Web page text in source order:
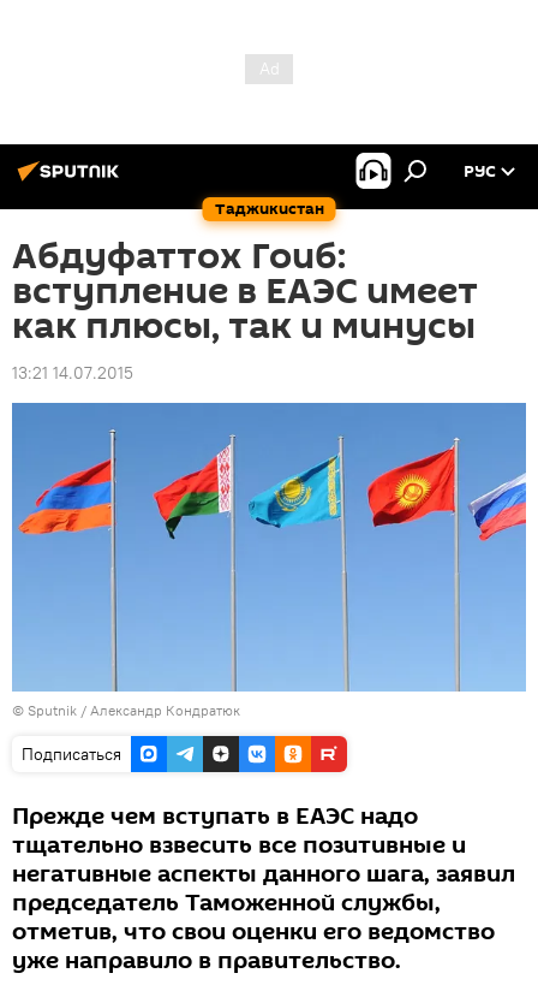
Таджикистан
РУС
Абдуфаттох Гоиб:
вступление в ЕАЭС имеет
как плюсы, так и минусы
13:21 14.07.2015
© Sputnik / Александр Кондратюк
Подписаться
Прежде чем вступать в ЕАЭС надо
тщательно взвесить все позитивные и
негативные аспекты данного шага, заявил
председатель Таможенной службы,
отметив, что свои оценки его ведомство
уже направило в правительство.